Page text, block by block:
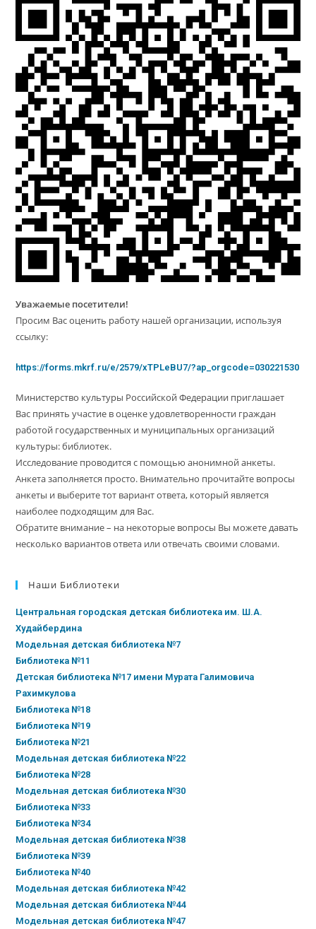
Уважаемые посетители!
Просим Вас оценить работу нашей организации, используя
ссылку:
https://forms.mkrf.ru/e/2579/xTPLeBU7/?ap_orgcode=030221530
Министерство культуры Российской Федерации приглашает
Вас принять участие в оценке удовлетворенности граждан
работой государственных и муниципальных организаций
культуры: библиотек.
Исследование проводится с помощью анонимной анкеты.
Анкета заполняется просто. Внимательно прочитайте вопросы
анкеты и выберите тот вариант ответа, который является
наиболее подходящим для Вас.
Обратите внимание – на некоторые вопросы Вы можете давать
несколько вариантов ответа или отвечать своими словами.
Наши Библиотеки
Центральная городская детская библиотека им. Ш.А.
Худайбердина
Модельная детская библиотека №7
Библиотека №11
Детская библиотека №17 имени Мурата Галимовича
Рахимкулова
Библиотека №18
Библиотека №19
Библиотека №21
Модельная детская библиотека №22
Библиотека №28
Модельная детская библиотека №30
Библиотека №33
Библиотека №34
Модельная детская библиотека №38
Библиотека №39
Библиотека №40
Модельная детская библиотека №42
Модельная детская библиотека №44
Модельная детская библиотека №47